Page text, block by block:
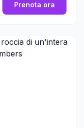
Prenota ora